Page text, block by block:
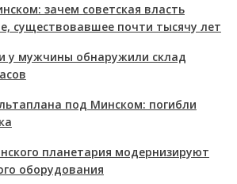
зачем советская власть
существовавшее почти тысячу лет
у мужчины обнаружили склад
под Минском: погибли
планетария модернизируют
оборудования